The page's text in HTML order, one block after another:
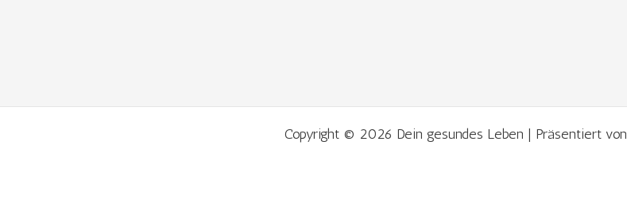
Copyright © 2026 Dein gesundes Leben | Präsentiert von